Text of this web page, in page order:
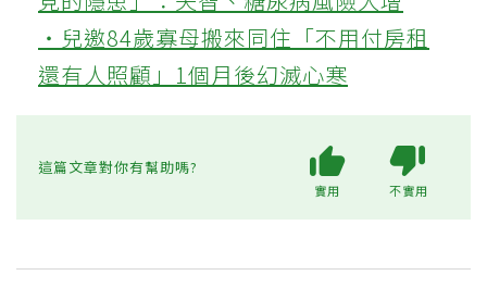
‧兒邀84歲寡母搬來同住「不用付房租
還有人照顧」1個月後幻滅心寒
這篇文章對你有幫助嗎?
實用 不實用